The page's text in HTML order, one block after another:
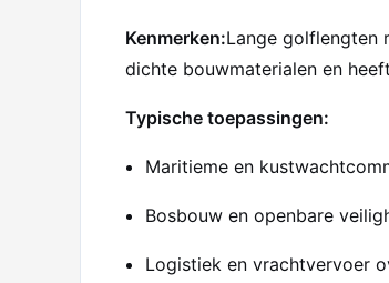
Kenmerken:Lange golflengten
dichte bouwmaterialen en
Typische toepassingen:
Maritieme en
Bosbouw en openbare
Logistiek en vrachtvervoer